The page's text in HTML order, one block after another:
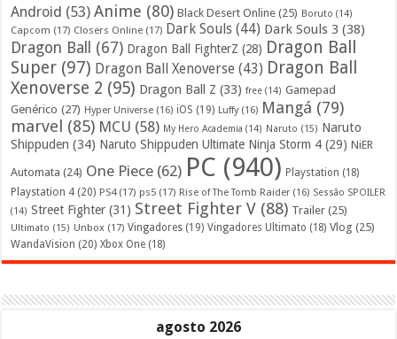
Android (53) Anime (80) Black Desert Online (25) Boruto (14)
Capcom (17) Closers Online (17) Dark Souls (44) Dark Souls 3 (38)
Dragon Ball (67) Dragon Ball FighterZ (28) Dragon Ball
Super (97) Dragon Ball Xenoverse (43) Dragon Ball
Xenoverse 2 (95) Dragon Ball Z (33) free (14) Gamepad
Genérico (27) Hyper Universe (16) iOS (19) Luffy(16) Mangá (79)
marvel (85) MCU (58) My Hero Academia (14) Naruto (15) Naruto
Shippuden (34) Naruto Shippuden Ultimate Ninja Storm 4 (29) NiER
Automata (24) One Piece (62) PC (940) Playstation (18)
Playstation 4 (20) PS4(17) ps5 (17) Rise of The Tomb Raider (16) Sessão SPOILER
(14) Street Fighter (31) Street Fighter V (88) Trailer (25)
Ultimato (15) Unbox (17) Vingadores (19) Vingadores Ultimato (18) Vlog (25)
WandaVision (20) Xbox One (18)
agosto 2026